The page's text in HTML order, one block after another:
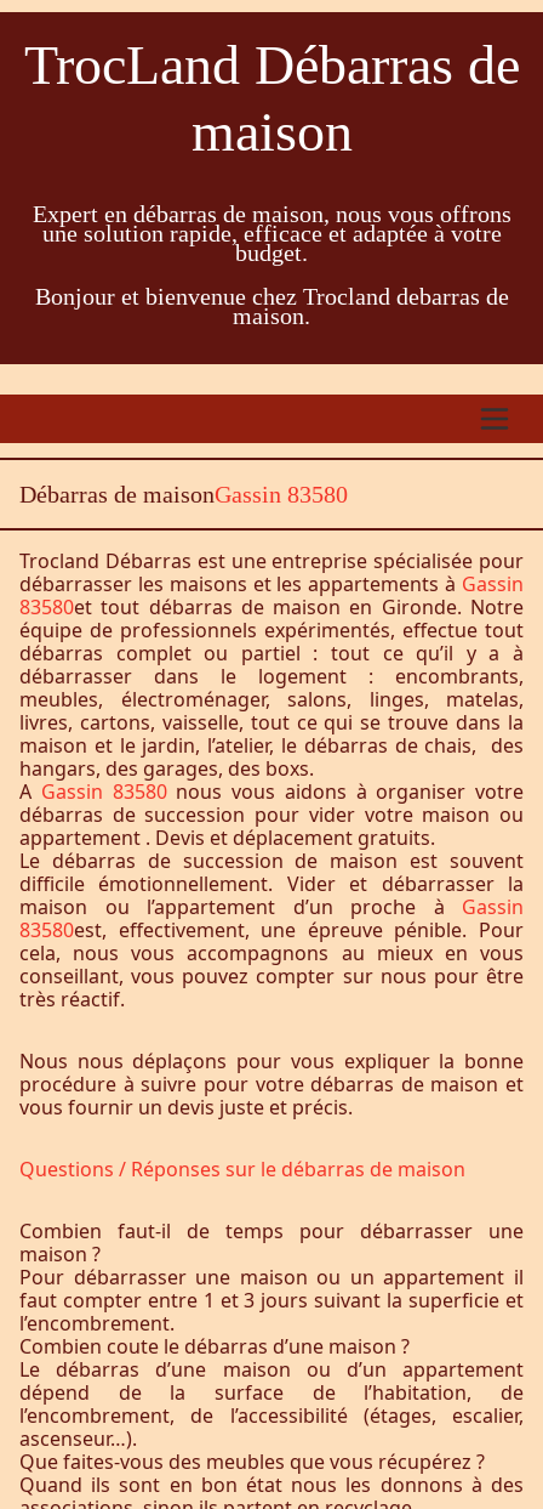
TrocLand Débarras de
maison
Expert en débarras de maison, nous vous offrons
une solution rapide, efficace et adaptée à votre
budget.
Bonjour et bienvenue chez Trocland debarras de
maison.
Débarras de maisonGassin 83580
Trocland Débarras est une entreprise spécialisée pour
débarrasser les maisons et les appartements à Gassin
83580et tout débarras de maison en Gironde. Notre
équipe de professionnels expérimentés, effectue tout
débarras complet ou partiel : tout ce qu’il y a à
débarrasser dans le logement : encombrants,
meubles, électroménager, salons, linges, matelas,
livres, cartons, vaisselle, tout ce qui se trouve dans la
maison et le jardin, l’atelier, le débarras de chais, des
hangars, des garages, des boxs.
A Gassin 83580 nous vous aidons à organiser votre
débarras de succession pour vider votre maison ou
appartement . Devis et déplacement gratuits.
Le débarras de succession de maison est souvent
difficile émotionnellement. Vider et débarrasser la
maison ou l’appartement d’un proche à Gassin
83580est, effectivement, une épreuve pénible. Pour
cela, nous vous accompagnons au mieux en vous
conseillant, vous pouvez compter sur nous pour être
très réactif.
Nous nous déplaçons pour vous expliquer la bonne
procédure à suivre pour votre débarras de maison et
vous fournir un devis juste et précis.
Questions / Réponses sur le débarras de maison
Combien faut-il de temps pour débarrasser une
maison ?
Pour débarrasser une maison ou un appartement il
faut compter entre 1 et 3 jours suivant la superficie et
l’encombrement.
Combien coute le débarras d’une maison ?
Le débarras d’une maison ou d’un appartement
dépend de la surface de l’habitation, de
l’encombrement, de l’accessibilité (étages, escalier,
ascenseur…).
Que faites-vous des meubles que vous récupérez ?
Quand ils sont en bon état nous les donnons à des